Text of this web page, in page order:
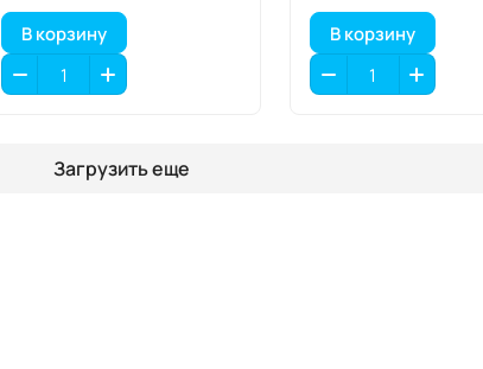
В корзину В корзину
Загрузить еще